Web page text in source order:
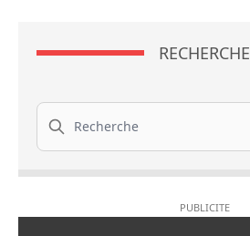
RECHERCHE
Recherche